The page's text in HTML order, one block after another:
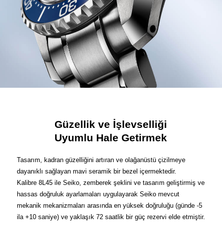
Güzellik ve İşlevselliği
Uyumlu Hale Getirmek
Tasarım, kadran güzelliğini artıran ve olağanüstü çizilmeye
dayanıklı sağlayan mavi seramik bir bezel içermektedir.
Kalibre 8L45 ile Seiko, zemberek şeklini ve tasarım geliştirmiş ve
hassas doğruluk ayarlamaları uygulayarak Seiko mevcut
mekanik mekanizmaları arasında en yüksek doğruluğu (günde -5
ila +10 saniye) ve yaklaşık 72 saatlik bir güç rezervi elde etmiştir.